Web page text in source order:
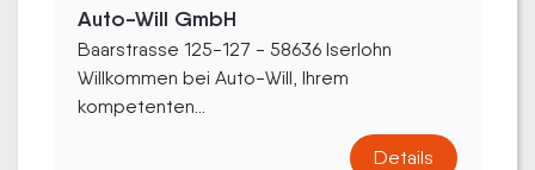
Auto-Will GmbH
Baarstrasse 125-127 - 58636 Iserlohn
Willkommen bei Auto-Will, Ihrem
kompetenten...
Details